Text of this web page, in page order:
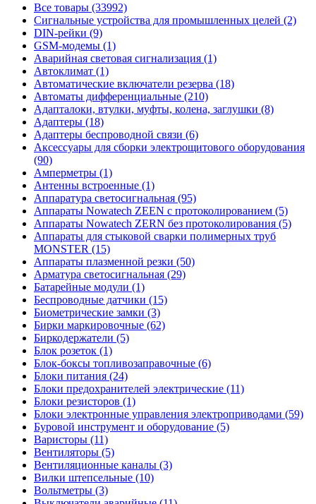
Все товары (33992)
Cигнальные устройства для промышленных целей (2)
DIN-рейки (9)
GSM-модемы (1)
Аварийная световая сигнализация (1)
Автоклимат (1)
Автоматические включатели резерва (18)
Автоматы дифференциальные (210)
Адапталоки, втулки, муфты, колена, заглушки (8)
Адаптеры (18)
Адаптеры беспроводной связи (6)
Аксессуары для сборки электрощитового оборудования
(90)
Амперметры (1)
Антенны встроенные (1)
Аппаратура светосигнальная (95)
Аппараты Nowatech ZEEN c протоколированием (5)
Аппараты Nowatech ZERN без протоколирования (5)
Аппараты для стыковой сварки полимерных труб
MONSTER (15)
Аппараты плазменной резки (50)
Арматура светосигнальная (29)
Батарейные модули (1)
Беспроводные датчики (15)
Биометрические замки (3)
Бирки маркировочные (62)
Биркодержатели (5)
Блок розеток (1)
Блок-боксы топливозаправочные (6)
Блоки питания (24)
Блоки предохранителей электрические (11)
Блоки резисторов (1)
Блоки электронные управления электроприводами (59)
Буровой инструмент и оборудование (5)
Варисторы (11)
Вентиляторы (5)
Вентиляционные каналы (3)
Вилки штепсельные (10)
Вольтметры (3)